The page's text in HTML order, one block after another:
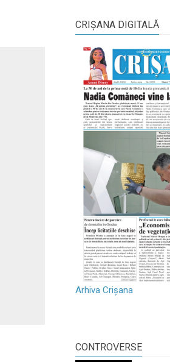
CRIŞANA DIGITALĂ
Arhiva Crișana
CONTROVERSE